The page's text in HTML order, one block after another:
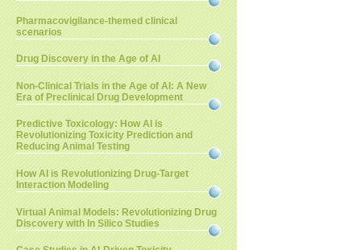
Pharmacovigilance-themed clinical
scenarios
Drug Discovery in the Age of AI
Non-Clinical Trials in the Age of AI: A New
Era of Preclinical Drug Development
Predictive Toxicology: How AI is
Revolutionizing Toxicity Prediction and
Reducing Animal Testing
How AI is Revolutionizing Drug-Target
Interaction Modeling
Virtual Animal Models: Revolutionizing Drug
Discovery with In Silico Studies